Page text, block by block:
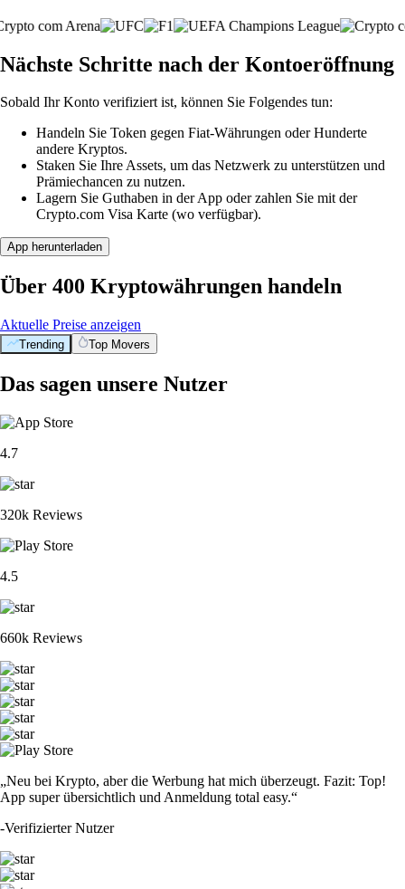
Nächste Schritte nach der Kontoeröffnung
Sobald Ihr Konto verifiziert ist, können Sie Folgendes tun:
Handeln Sie Token gegen Fiat-Währungen oder Hunderte
andere Kryptos.
Staken Sie Ihre Assets, um das Netzwerk zu unterstützen und
Prämiechancen zu nutzen.
Lagern Sie Guthaben in der App oder zahlen Sie mit der
Crypto.com Visa Karte (wo verfügbar).
App herunterladen
Über 400 Kryptowährungen handeln
Aktuelle Preise anzeigen
Trending Top Movers
Das sagen unsere Nutzer
4.7
320k Reviews
4.5
660k Reviews
„Neu bei Krypto, aber die Werbung hat mich überzeugt. Fazit: Top!
App super übersichtlich und Anmeldung total easy.“
-Verifizierter Nutzer